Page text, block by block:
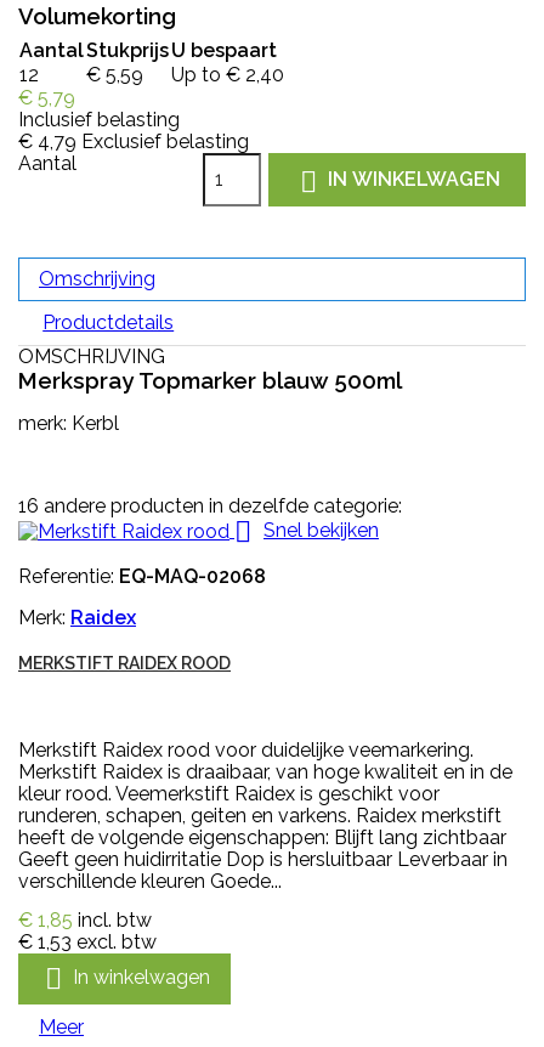
Volumekorting
AantalStukprijsU bespaart
12
€ 5,59
Up to € 2,40
€ 5,79
Inclusief belasting
€ 4,79 Exclusief belasting
Aantal
 IN WINKELWAGEN
Omschrijving
Productdetails
OMSCHRIJVING
Merkspray Topmarker blauw 500ml
merk: Kerbl
16 andere producten in dezelfde categorie:
 Snel bekijken
Referentie: EQ-MAQ-02068
Merk: Raidex
MERKSTIFT RAIDEX ROOD
Merkstift Raidex rood voor duidelijke veemarkering.
Merkstift Raidex is draaibaar, van hoge kwaliteit en in de
kleur rood. Veemerkstift Raidex is geschikt voor
runderen, schapen, geiten en varkens. Raidex merkstift
heeft de volgende eigenschappen: Blijft lang zichtbaar
Geeft geen huidirritatie Dop is hersluitbaar Leverbaar in
verschillende kleuren Goede...
€ 1,85 incl. btw
€ 1,53 excl. btw
 In winkelwagen
Meer